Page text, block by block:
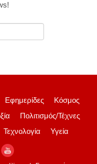
Εφημερίδες
Κόσμος
Πολιτισμός/Τέχνες
Τεχνολογία Υγεία